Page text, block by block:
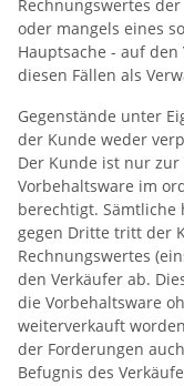
Rechnungswertes
oder mangels eines
Hauptsache - auf
diesen Fällen als
Gegenstände unter
der Kunde weder
Der Kunde ist nur
Vorbehaltsware im
berechtigt. Sämtliche
gegen Dritte tritt der
Rechnungswertes
den Verkäufer ab.
die Vorbehaltsware
weiterverkauft
der Forderungen
Befugnis des